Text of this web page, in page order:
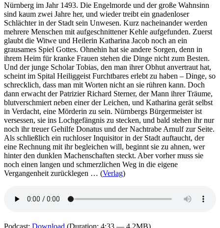
Wald
Nürnberg im Jahr 1493. Die Engelmorde und der große Wahnsinn
sind kaum zwei Jahre her, und wieder treibt ein gnadenloser
Schlächter in der Stadt sein Unwesen. Kurz nacheinander werden
mehrere Menschen mit aufgeschnittener Kehle aufgefunden. Zuerst
glaubt die Witwe und Heilerin Katharina Jacob noch an ein
grausames Spiel Gottes. Ohnehin hat sie andere Sorgen, denn in
ihrem Heim für kranke Frauen stehen die Dinge nicht zum Besten.
Und der junge Scholar Tobias, den man ihrer Obhut anvertraut hat,
scheint im Spital Heiliggeist Furchtbares erlebt zu haben – Dinge, so
schrecklich, dass man mit Worten nicht an sie rühren kann. Doch
dann erwacht der Patrizier Richard Sterner, der Mann ihrer Träume,
blutverschmiert neben einer der Leichen, und Katharina gerät selbst
in Verdacht, eine Mörderin zu sein. Nürnbergs Bürgermeister ist
versessen, sie ins Lochgefängnis zu stecken, und bald stehen ihr nur
noch ihr treuer Gehilfe Donatus und der Nachtrabe Arnulf zur Seite.
Als schließlich ein ruchloser Inquisitor in der Stadt auftaucht, der
eine Rechnung mit ihr begleichen will, beginnt sie zu ahnen, wer
hinter den dunklen Machenschaften steckt. Aber vorher muss sie
noch einen langen und schmerzlichen Weg in die eigene
Vergangenheit zurücklegen … (Verlag)
Podcast: Download (Duration: 4:33 — 4.2MB)